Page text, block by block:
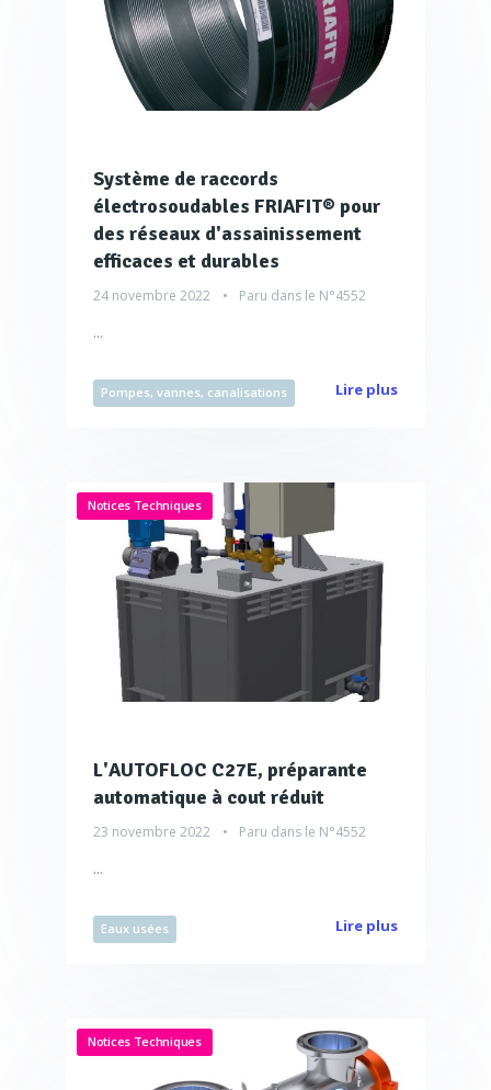
Système de raccords
électrosoudables FRIAFIT® pour
des réseaux d'assainissement
efficaces et durables
24 novembre 2022 Paru dans le N°4552
...
Pompes, vannes, canalisations Lire plus
Notices Techniques
L'AUTOFLOC C27E, préparante
automatique à cout réduit
23 novembre 2022 Paru dans le N°4552
...
Eaux usées Lire plus
Notices Techniques